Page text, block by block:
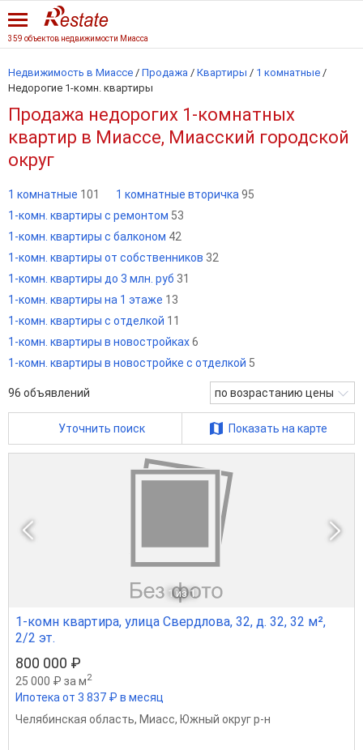
359 объектов недвижимости Миасса
Недвижимость в Миассе / Продажа / Квартиры / 1 комнатные /
Недорогие 1-комн. квартиры
Продажа недорогих 1-комнатных
квартир в Миассе, Миасский городской
округ
1 комнатные 101 1 комнатные вторичка 95
1-комн. квартиры с ремонтом 53
1-комн. квартиры с балконом 42
1-комн. квартиры от собственников 32
1-комн. квартиры до 3 млн. руб 31
1-комн. квартиры на 1 этаже 13
1-комн. квартиры с отделкой 11
1-комн. квартиры в новостройках6
1-комн. квартиры в новостройке с отделкой 5
96 объявлений по возрастанию цены
Уточнить поиск Показать на карте
1 из 1
1-комн квартира, улица Свердлова, 32, д. 32, 32 м²,
2/2 эт.
800 000 ₽
25 000 ₽ за м2
Ипотека от 3 837 ₽ в месяц
Челябинская область, Миасс, Южный округ р-н